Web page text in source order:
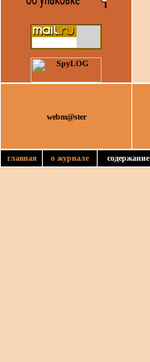
webm@ster
главная о журнале содержание